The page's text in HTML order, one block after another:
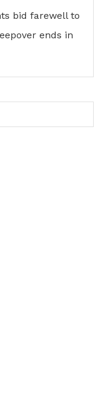
bid farewell to
ends in